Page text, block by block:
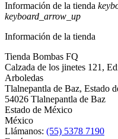
Información de la tienda
keyboard_arrow_up
Información de la tienda
Tienda Bombas FQ
Calzada de los jinetes 121,
Arboledas
Tlalnepantla de Baz, Estado
54026 Tlalnepantla de Baz
Estado de México
México
Llámanos: (55) 5378 7190